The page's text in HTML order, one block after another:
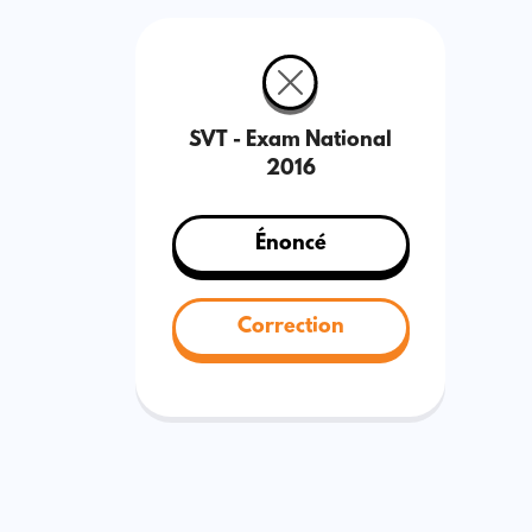
SVT - Exam National
2016
Énoncé
Correction